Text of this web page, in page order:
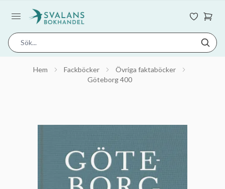
Hem Fackböcker
Övriga faktaböcker
Göteborg 400